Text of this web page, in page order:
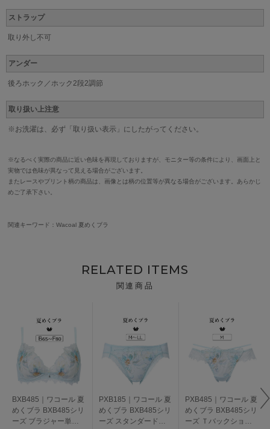
ストラップ
取り外し不可
アンダー
後ろホック／ホック2段2調節
取り扱い上注意
※お洗濯は、必ず「取り扱い表示」にしたがってください。
※なるべく実際の商品に近い色味を再現しておりますが、モニター等の条件により、画面上と
実物では色味が異なって見える場合がございます。
またレースやプリント柄の商品は、画像とは柄の位置等が異なる場合がございます。あらかじ
めご了承下さい。
関連キーワード：Wacoal 夏めくブラ
RELATED ITEMS
関連商品
BXB485｜ワコール 夏
めくブラ BXB485シリ
ーズ ブラジャー単品
PXB185｜ワコール 夏
めくブラ BXB485シリ
ーズ スタンダードシ
PXB485｜ワコール 夏
めくブラ BXB485シリ
ーズ Ｔバックショー